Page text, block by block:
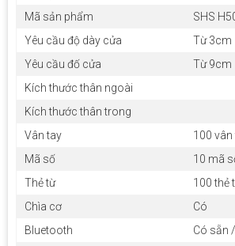
Mã sản phẩm
SHS
Yêu cầu độ dày cửa
Từ 3cm
Yêu cầu đố cửa
Từ 9cm
Kích thước thân ngoài
Kích thước thân trong
Vân tay
100 vân
Mã số
10 mã
Thẻ từ
100 thẻ
Chìa cơ
Có
Bluetooth
Có sẵn